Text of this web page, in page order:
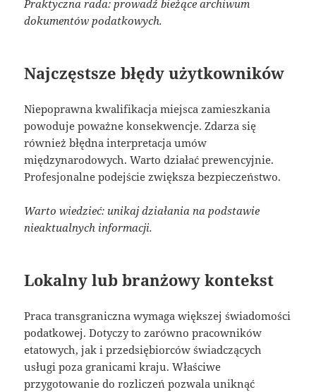
Praktyczna rada: prowadź bieżące archiwum
dokumentów podatkowych.
Najczęstsze błędy użytkowników
Niepoprawna kwalifikacja miejsca zamieszkania
powoduje poważne konsekwencje. Zdarza się
również błędna interpretacja umów
międzynarodowych. Warto działać prewencyjnie.
Profesjonalne podejście zwiększa bezpieczeństwo.
Warto wiedzieć: unikaj działania na podstawie
nieaktualnych informacji.
Lokalny lub branżowy kontekst
Praca transgraniczna wymaga większej świadomości
podatkowej. Dotyczy to zarówno pracowników
etatowych, jak i przedsiębiorców świadczących
usługi poza granicami kraju. Właściwe
przygotowanie do rozliczeń pozwala uniknąć